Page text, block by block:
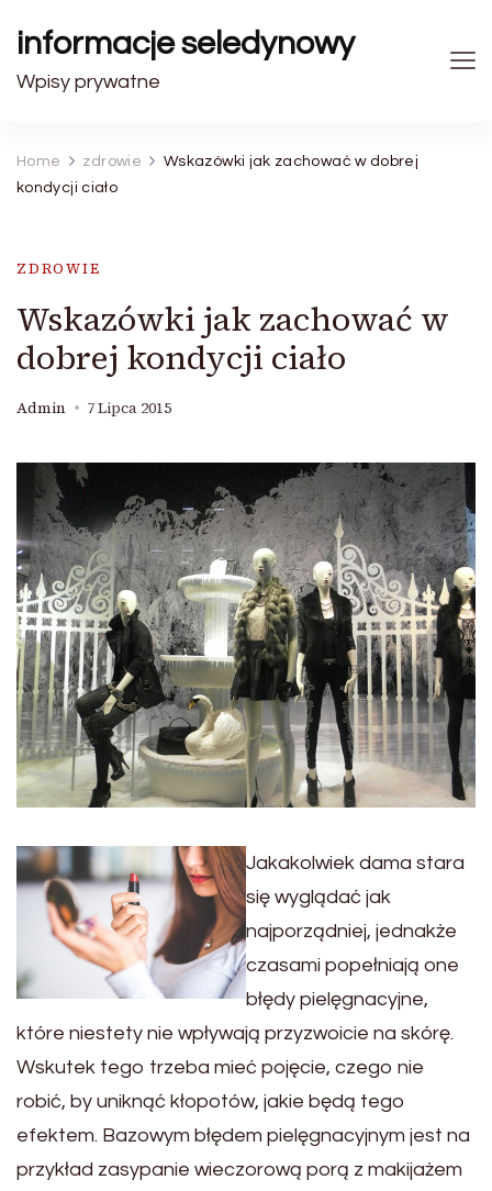
informacje seledynowy
Wpisy prywatne
Home zdrowie
Wskazówki jak zachować w dobrej
kondycji ciało
ZDROWIE
Wskazówki jak zachować w
dobrej kondycji ciało
Admin 7 Lipca 2015
Jakakolwiek dama stara
się wyglądać jak
najporządniej, jednakże
czasami popełniają one
błędy pielęgnacyjne,
które niestety nie wpływają przyzwoicie na skórę.
Wskutek tego trzeba mieć pojęcie, czego nie
robić, by uniknąć kłopotów, jakie będą tego
efektem. Bazowym błędem pielęgnacyjnym jest na
przykład zasypanie wieczorową porą z makijażem